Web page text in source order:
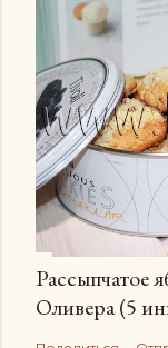
Рассыпчатое
Оливера (5